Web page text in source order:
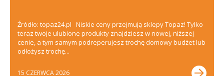
Źródło: topaz24.pl Niskie ceny przejmują sklepy Topaz! Tylko
teraz twoje ulubione produkty znajdziesz w nowej, niższej
cenie, a tym samym podreperujesz trochę domowy budżet lub
odłożysz trochę...
15 CZERWCA 2026